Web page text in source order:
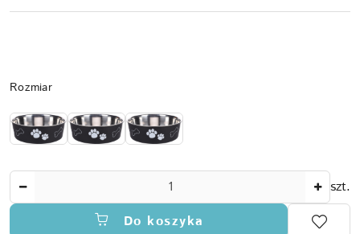
Wariant
Rozmiar
szt.
Do koszyka